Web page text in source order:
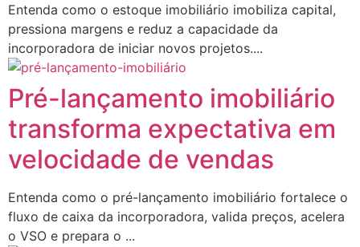
Entenda como o estoque imobiliário imobiliza capital,
pressiona margens e reduz a capacidade da
incorporadora de iniciar novos projetos....
Pré-lançamento imobiliário
transforma expectativa em
velocidade de vendas
Entenda como o pré-lançamento imobiliário fortalece o
fluxo de caixa da incorporadora, valida preços, acelera
o VSO e prepara o ...